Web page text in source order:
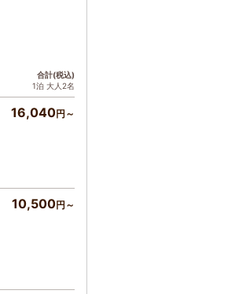
合計(税込)
1泊 大人2名
16,040円～
10,500円～